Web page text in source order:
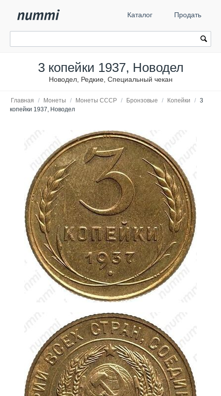
Каталог Продать
3 копейки 1937, Новодел
Новодел, Редкие, Специальный чекан
Главная / Монеты / Монеты СССР / Бронзовые / Копейки / 3
копейки 1937, Новодел